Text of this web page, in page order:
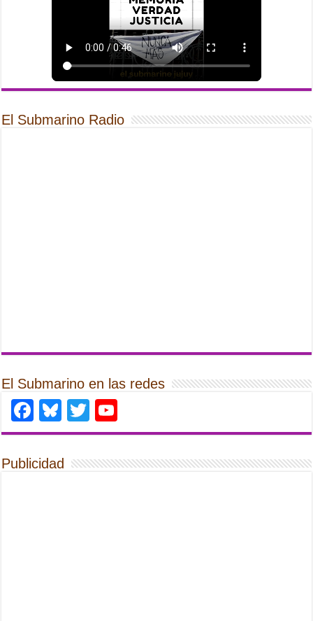
El Submarino Radio
El Submarino en las redes
Facebook
Bluesky
Twitter
Publicidad